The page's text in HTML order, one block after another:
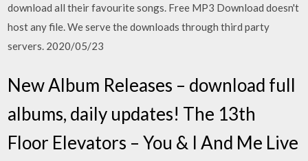
download all their favourite songs. Free MP3 Download doesn't
host any file. We serve the downloads through third party
servers. 2020/05/23
New Album Releases – download full
albums, daily updates! The 13th
Floor Elevators – You & I And Me Live